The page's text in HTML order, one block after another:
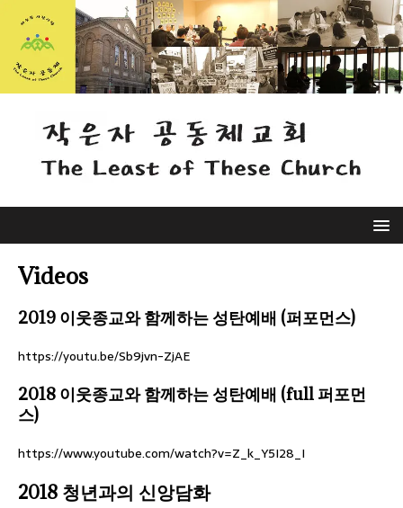
Videos
2019 이웃종교와 함께하는 성탄예배 (퍼포먼스)
https://youtu.be/Sb9jvn-ZjAE
2018 이웃종교와 함께하는 성탄예배 (full 퍼포먼
스)
https://www.youtube.com/watch?v=Z_k_Y5I28_I
2018 청년과의 신앙담화